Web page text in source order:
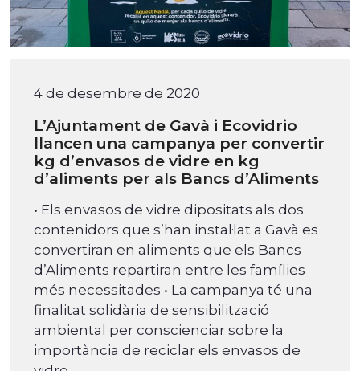
4 de desembre de 2020
L’Ajuntament de Gavà i Ecovidrio
llancen una campanya per convertir
kg d’envasos de vidre en kg
d’aliments per als Bancs d’Aliments
• Els envasos de vidre dipositats als dos
contenidors que s’han instal·lat a Gavà es
convertiran en aliments que els Bancs
d’Aliments repartiran entre les famílies
més necessitades • La campanya té una
finalitat solidària de sensibilització
ambiental per conscienciar sobre la
importància de reciclar els envasos de